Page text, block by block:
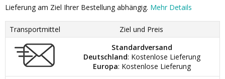
Lieferung am Ziel Ihrer Bestellung abhängig. Mehr Details
Transportmittel
Ziel und Preis
Standardversand
Deutschland: Kostenlose Lieferung
Europa: Kostenlose Lieferung